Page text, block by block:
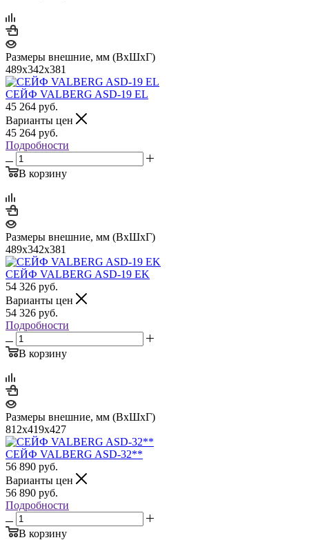
Размеры внешние, мм (ВхШхГ)
489x342x381
СЕЙФ VALBERG ASD-19 EL
45 264 руб.
Варианты цен
45 264 руб.
Подробности
В корзину
Размеры внешние, мм (ВхШхГ)
489x342x381
СЕЙФ VALBERG ASD-19 EK
54 326 руб.
Варианты цен
54 326 руб.
Подробности
В корзину
Размеры внешние, мм (ВхШхГ)
812x419x427
СЕЙФ VALBERG ASD-32**
56 890 руб.
Варианты цен
56 890 руб.
Подробности
В корзину